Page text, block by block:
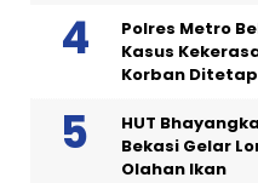
Polres Metro
Kasus
Korban
HUT
Bekasi Gelar
Olahan Ikan